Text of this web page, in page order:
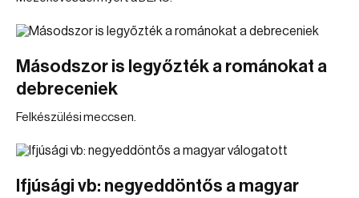
Másodszor is legyőzték a románokat a
debreceniek
Felkészülési meccsen.
Ifjúsági vb: negyeddöntős a magyar